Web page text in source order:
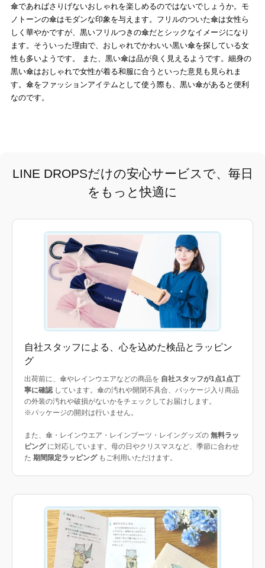
傘であればさりげないおしゃれを楽しめるのではないでしょうか。モ
ノトーンの傘はモダンな印象を与えます。フリルのついた傘は女性ら
しく華やかですが、黒いフリルつきの傘だとシックなイメージになり
ます。そういった理由で、おしゃれでかわいい黒い傘を探している女
性も多いようです。 また、黒い傘は品が良く見えるようです。細身の
黒い傘はおしゃれで女性が着る和服に合うといった意見も見られま
す。傘をファッションアイテムとして使う際も、黒い傘があると便利
なのです。
LINE DROPSだけの安心サービスで、毎日
をもっと快適に
自社スタッフによる、心を込めた検品とラッピン
グ
出荷前に、傘やレインウエアなどの商品を 自社スタッフが1点1点丁
寧に確認しています。傘の汚れや開閉不具合、パッケージ入り商品
の外装の汚れや破損がないかをチェックしてお届けします。
※パッケージの開封は行いません。
また、傘・レインウエア・レインブーツ・レイングッズの 無料ラッ
ピングに対応しています。母の日やクリスマスなど、季節に合わせ
た 期間限定ラッピングもご利用いただけます。